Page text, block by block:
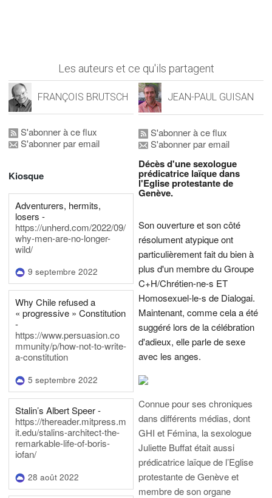
Les auteurs et ce qu'ils partagent
FRANÇOIS BRUTSCH
S'abonner à ce flux
S'abonner par email
Kiosque
Adventurers, hermits,
losers -
https://unherd.com/2022/09/
why-men-are-no-longer-
wild/
9 septembre 2022
Why Chile refused a
« progressive » Constitution
-
https://www.persuasion.co
mmunity/p/how-not-to-write-
a-constitution
5 septembre 2022
Stalin’s Albert Speer -
https://thereader.mitpress.m
it.edu/stalins-architect-the-
remarkable-life-of-boris-
iofan/
28 août 2022
JEAN-PAUL GUISAN
S'abonner à ce flux
S'abonner par email
Décès d'une sexologue
prédicatrice laïque dans
l'Eglise protestante de
Genève.
Son ouverture et son côté
résolument atypique ont
particulièrement fait du bien à
plus d'un membre du Groupe
C+H/Chrétien-ne-s ET
Homosexuel-le-s de Dialogai.
Maintenant, comme cela a été
suggéré lors de la célébration
d'adieux, elle parle de sexe
avec les anges.
Connue pour ses chroniques
dans différents médias, dont
GHI et Fémina, la sexologue
Juliette Buffat était aussi
prédicatrice laïque de l’Eglise
protestante de Genève et
membre de son organe